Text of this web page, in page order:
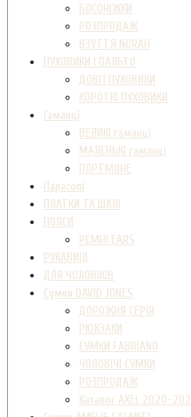
БОСОНІЖКИ
РОЗПРОДАЖ
ВЗУТТЯ NORAH
ПУХОВИКИ І ПАЛЬТО
ДОВГІ ПУХОВИКИ
КОРОТКІ ПУХОВИКИ
Гаманці
ВЕЛИКІ гаманці
МАЛЕНЬКІ гаманці
ПОРТМОНЕ
Парасолі
ПЛАТКИ ТА ШАЛІ
ПОЯСИ
РЕМНІ EARS
РУКАВИЦІ
ДЛЯ ЧОЛОВІКІВ
Сумки DAVID JONES
ДОРОЖНЯ СЕРІЯ
РЮКЗАКИ
СУМКИ FABBIANO
ЧОЛОВІЧІ СУМКИ
РОЗПРОДАЖ
Каталог AXEL 2020-2021